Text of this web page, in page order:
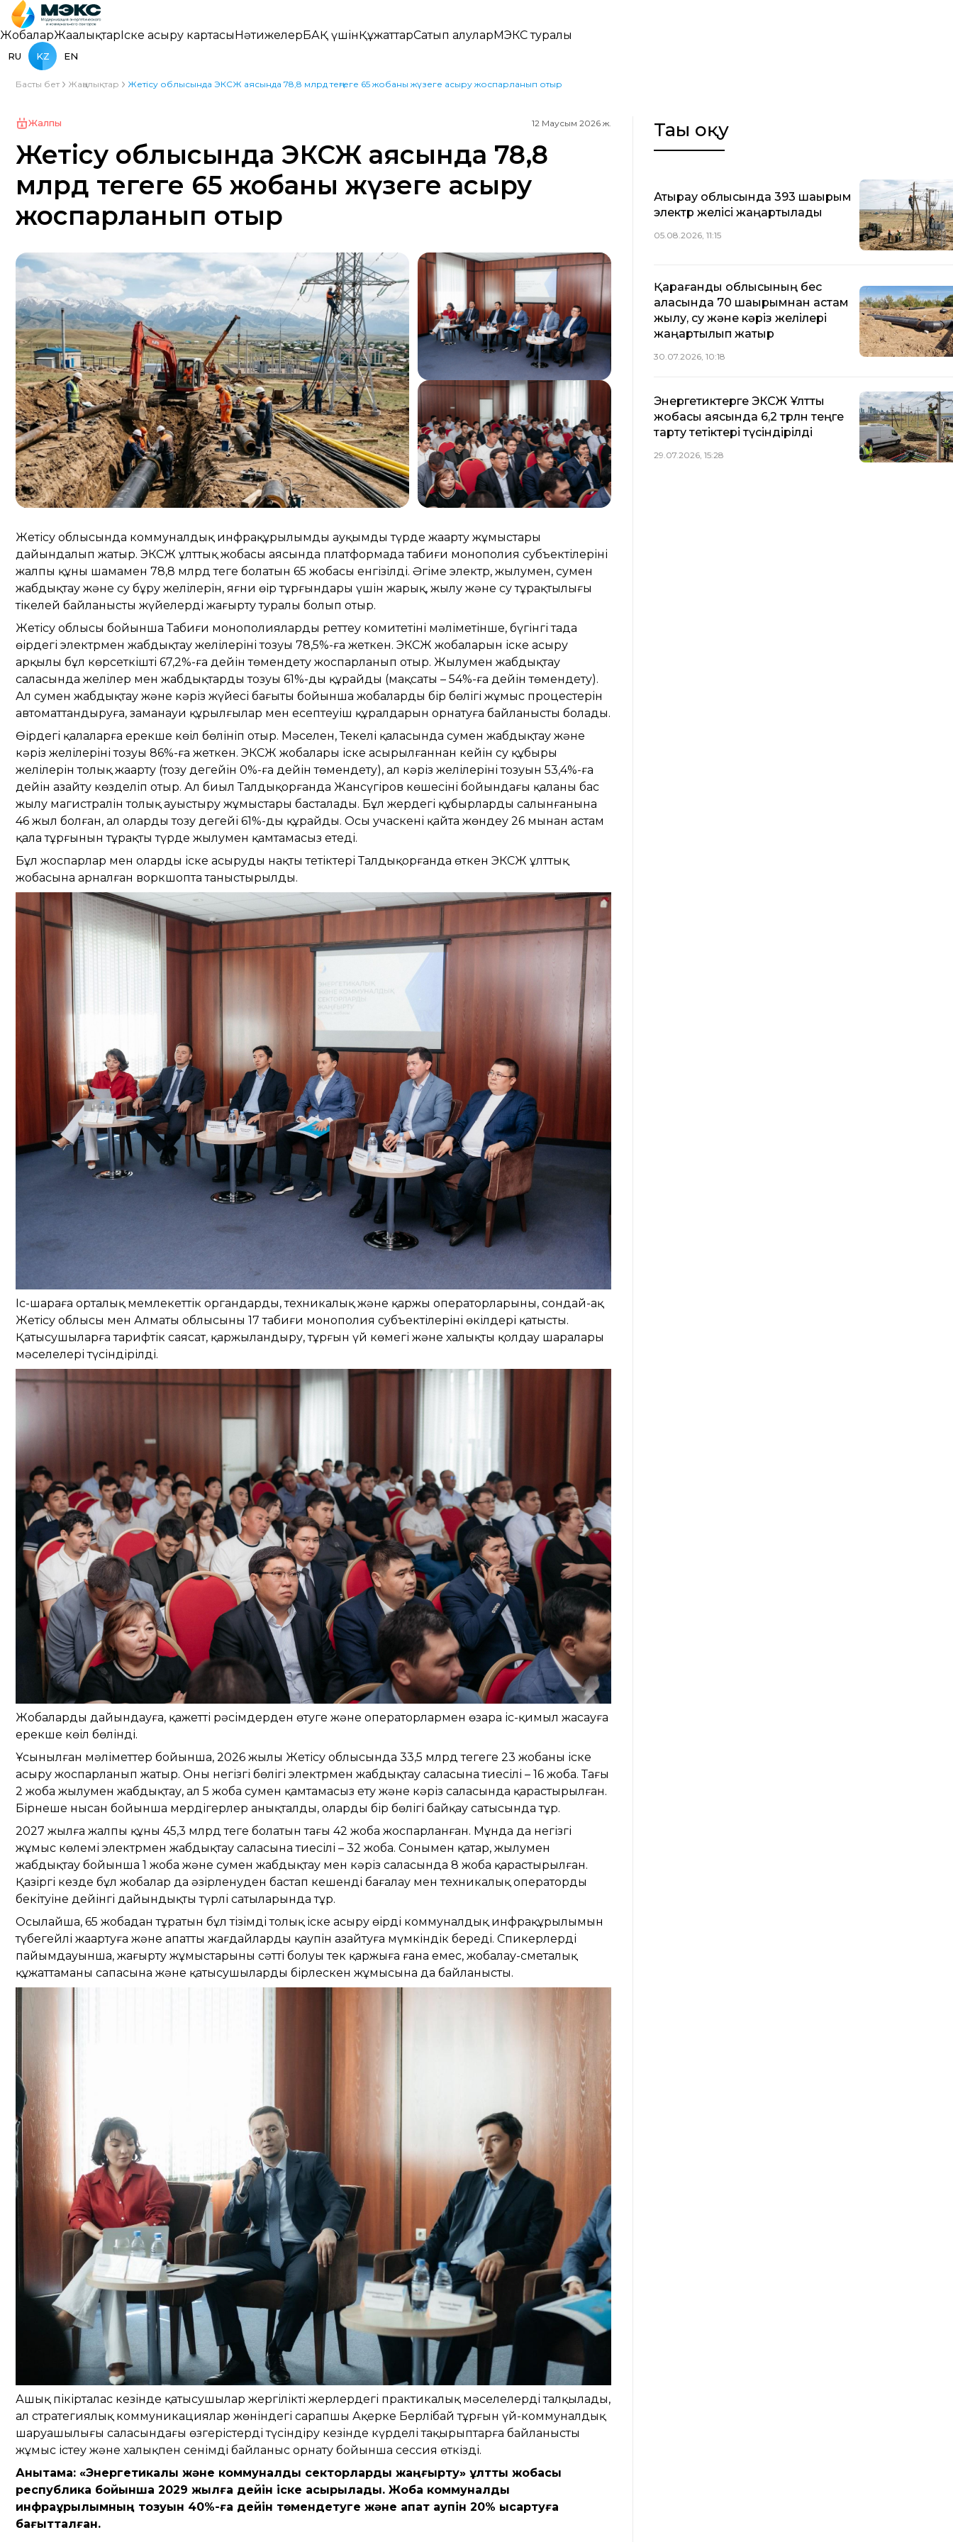
ЖобаларЖаңалықтарІске асыру картасыНәтижелерБАҚ үшінҚұжаттарСатып алуларМЭКС туралы
RU KZ EN
Басты бет Жаңалықтар Жетісу облысында ЭКСЖ аясында 78,8 млрд теңгеге 65 жобаны жүзеге асыру жоспарланып отыр
Жалпы 12 Маусым 2026 ж.
Жетісу облысында ЭКСЖ аясында 78,8
млрд теңгеге 65 жобаны жүзеге асыру
жоспарланып отыр
Жетісу облысында коммуналдық инфрақұрылымды ауқымды түрде жаңарту жұмыстары
дайындалып жатыр. ЭКСЖ ұлттық жобасы аясында платформада табиғи монополия субъектілерінің
жалпы құны шамамен 78,8 млрд теңге болатын 65 жобасы енгізілді. Әңгіме электр, жылумен, сумен
жабдықтау және су бұру желілерін, яғни өңір тұрғындары үшін жарық, жылу және су тұрақтылығы
тікелей байланысты жүйелерді жаңғырту туралы болып отыр.
Жетісу облысы бойынша Табиғи монополияларды реттеу комитетінің мәліметінше, бүгінгі таңда
өңірдегі электрмен жабдықтау желілерінің тозуы 78,5%-ға жеткен. ЭКСЖ жобаларын іске асыру
арқылы бұл көрсеткішті 67,2%-ға дейін төмендету жоспарланып отыр. Жылумен жабдықтау
саласында желілер мен жабдықтардың тозуы 61%-ды құрайды (мақсаты – 54%-ға дейін төмендету).
Ал сумен жабдықтау және кәріз жүйесі бағыты бойынша жобалардың бір бөлігі жұмыс процестерін
автоматтандыруға, заманауи құрылғылар мен есептеуіш құралдарын орнатуға байланысты болады.
Өңірдегі қалаларға ерекше көңіл бөлініп отыр. Мәселен, Текелі қаласында сумен жабдықтау және
кәріз желілерінің тозуы 86%-ға жеткен. ЭКСЖ жобалары іске асырылғаннан кейін су құбыры
желілерін толық жаңарту (тозу деңгейін 0%-ға дейін төмендету), ал кәріз желілерінің тозуын 53,4%-ға
дейін азайту көзделіп отыр. Ал биыл Талдықорғанда Жансүгіров көшесінің бойындағы қаланың бас
жылу магистралін толық ауыстыру жұмыстары басталады. Бұл жердегі құбырлардың салынғанына
46 жыл болған, ал олардың тозу деңгейі 61%-ды құрайды. Осы учаскені қайта жөндеу 26 мыңнан астам
қала тұрғынын тұрақты түрде жылумен қамтамасыз етеді.
Бұл жоспарлар мен оларды іске асырудың нақты тетіктері Талдықорғанда өткен ЭКСЖ ұлттық
жобасына арналған воркшопта таныстырылды.
Іс-шараға орталық мемлекеттік органдардың, техникалық және қаржы операторларының, сондай-ақ
Жетісу облысы мен Алматы облысының 17 табиғи монополия субъектілерінің өкілдері қатысты.
Қатысушыларға тарифтік саясат, қаржыландыру, тұрғын үй көмегі және халықты қолдау шаралары
мәселелері түсіндірілді.
Жобаларды дайындауға, қажетті рәсімдерден өтуге және операторлармен өзара іс-қимыл жасауға
ерекше көңіл бөлінді.
Ұсынылған мәліметтер бойынша, 2026 жылы Жетісу облысында 33,5 млрд теңгеге 23 жобаны іске
асыру жоспарланып жатыр. Оның негізгі бөлігі электрмен жабдықтау саласына тиесілі – 16 жоба. Тағы
2 жоба жылумен жабдықтау, ал 5 жоба сумен қамтамасыз ету және кәріз саласында қарастырылған.
Бірнеше нысан бойынша мердігерлер анықталды, олардың бір бөлігі байқау сатысында тұр.
2027 жылға жалпы құны 45,3 млрд теңге болатын тағы 42 жоба жоспарланған. Мұнда да негізгі
жұмыс көлемі электрмен жабдықтау саласына тиесілі – 32 жоба. Сонымен қатар, жылумен
жабдықтау бойынша 1 жоба және сумен жабдықтау мен кәріз саласында 8 жоба қарастырылған.
Қазіргі кезде бұл жобалар да әзірленуден бастап кешенді бағалау мен техникалық оператордың
бекітуіне дейінгі дайындықтың түрлі сатыларында тұр.
Осылайша, 65 жобадан тұратын бұл тізімді толық іске асыру өңірдің коммуналдық инфрақұрылымын
түбегейлі жаңартуға және апатты жағдайлардың қаупін азайтуға мүмкіндік береді. Спикерлердің
пайымдауынша, жаңғырту жұмыстарының сәтті болуы тек қаржыға ғана емес, жобалау-сметалық
құжаттаманың сапасына және қатысушылардың бірлескен жұмысына да байланысты.
Ашық пікірталас кезінде қатысушылар жергілікті жерлердегі практикалық мәселелерді талқылады,
ал стратегиялық коммуникациялар жөніндегі сарапшы Ақерке Берлібай тұрғын үй-коммуналдық
шаруашылығы саласындағы өзгерістерді түсіндіру кезінде күрделі тақырыптарға байланысты
жұмыс істеу және халықпен сенімді байланыс орнату бойынша сессия өткізді.
Анықтама: «Энергетикалық және коммуналдық секторларды жаңғырту» ұлттық жобасы
республика бойынша 2029 жылға дейін іске асырылады. Жоба коммуналдық
инфрақұрылымның тозуын 40%-ға дейін төмендетуге және апат қаупін 20% қысқартуға
бағытталған.
Тағы оқу
Атырау облысында 393 шақырым
электр желісі жаңартылады
05.08.2026, 11:15
Қарағанды облысының бес
қаласында 70 шақырымнан астам
жылу, су және кәріз желілері
жаңартылып жатыр
30.07.2026, 10:18
Энергетиктерге ЭКСЖ Ұлттық
жобасы аясында 6,2 трлн теңге
тарту тетіктері түсіндірілді
29.07.2026, 15:28